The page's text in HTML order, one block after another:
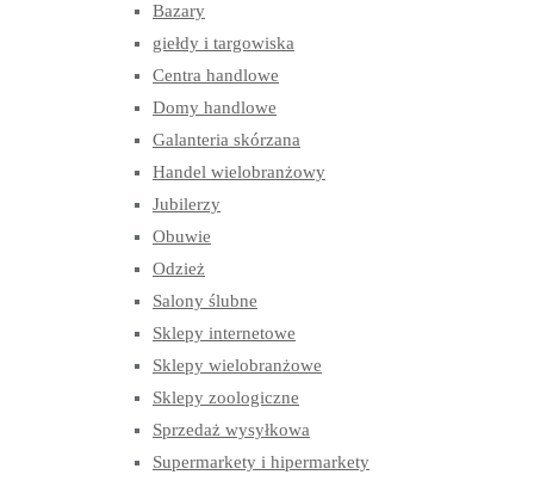
Bazary
giełdy i targowiska
Centra handlowe
Domy handlowe
Galanteria skórzana
Handel wielobranżowy
Jubilerzy
Obuwie
Odzież
Salony ślubne
Sklepy internetowe
Sklepy wielobranżowe
Sklepy zoologiczne
Sprzedaż wysyłkowa
Supermarkety i hipermarkety